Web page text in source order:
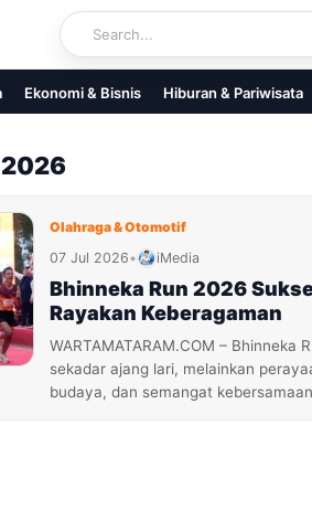
Ekonomi & Bisnis Hiburan & Pariwisata
2026
Olahraga & Otomotif
07 Jul 2026• iMedia
Bhinneka Run 2026
Rayakan Keberagaman
WARTAMATARAM.COM – Bhinneka
sekadar ajang lari, melainkan
budaya, dan semangat